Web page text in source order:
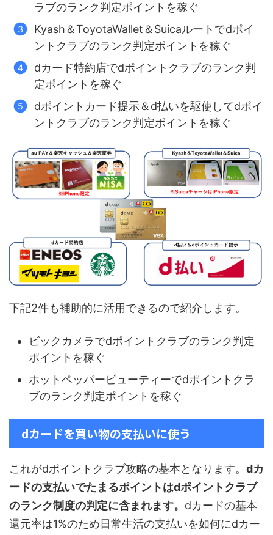
ラブのランク判定ポイントを稼ぐ
Kyash＆ToyotaWallet＆Suicaルートでdポイ
ントクラブのランク判定ポイントを稼ぐ
dカード特約店でdポイントクラブのランク判
定ポイントを稼ぐ
dポイントカード提示＆d払いを駆使してdポイ
ントクラブのランク判定ポイントを稼ぐ
下記2件も補助的に活用できるので紹介します。
ビックカメラでdポイントクラブのランク判定
ポイントを稼ぐ
ホットペッパービューティーでdポイントクラ
ブのランク判定ポイントを稼ぐ
dカードを買い物の支払いに使う
これがdポイントクラブ攻略の基本となります。 dカ
ードの支払いでたまるポイントはdポイントクラブ
のランク制度の判定に含まれます。 dカードの基本
還元率は1%のため日常生活の支払いを如何にdカー